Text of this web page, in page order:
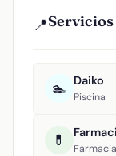
📍
🏊 Daiko
Piscina
💊 Farmacia